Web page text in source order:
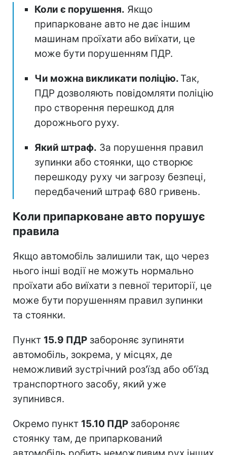
Коли є порушення. Якщо
припарковане авто не дає іншим
машинам проїхати або виїхати, це
може бути порушенням ПДР.
Чи можна викликати поліцію. Так,
ПДР дозволяють повідомляти поліцію
про створення перешкод для
дорожнього руху.
Який штраф. За порушення правил
зупинки або стоянки, що створює
перешкоду руху чи загрозу безпеці,
передбачений штраф 680 гривень.
Коли припарковане авто порушує
правила
Якщо автомобіль залишили так, що через
нього інші водії не можуть нормально
проїхати або виїхати з певної території, це
може бути порушенням правил зупинки
та стоянки.
Пункт 15.9 ПДР забороняє зупиняти
автомобіль, зокрема, у місцях, де
неможливий зустрічний роз'їзд або об'їзд
транспортного засобу, який уже
зупинився.
Окремо пункт 15.10 ПДР забороняє
стоянку там, де припаркований